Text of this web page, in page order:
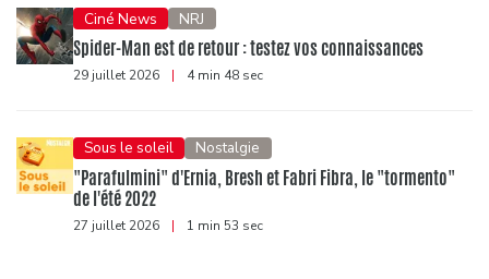
Ciné News NRJ
Spider-Man est de retour : testez vos connaissances
29 juillet 2026 | 4 min 48 sec
Sous le soleil Nostalgie
"Parafulmini" d'Ernia, Bresh et Fabri Fibra, le "tormento"
de l'été 2022
27 juillet 2026 | 1 min 53 sec